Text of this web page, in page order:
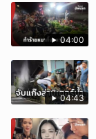
04:00
04:43